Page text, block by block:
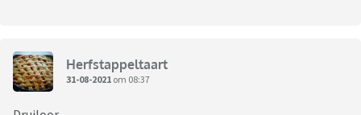
Herfstappeltaart
31-08-2021 om 08:37